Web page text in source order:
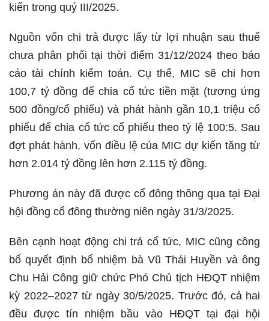
kiến trong quý III/2025.
Nguồn vốn chi trả được lấy từ lợi nhuận sau thuế
chưa phân phối tại thời điểm 31/12/2024 theo báo
cáo tài chính kiểm toán. Cụ thể, MIC sẽ chi hơn
100,7 tỷ đồng để chia cổ tức tiền mặt (tương ứng
500 đồng/cổ phiếu) và phát hành gần 10,1 triệu cổ
phiếu để chia cổ tức cổ phiếu theo tỷ lệ 100:5. Sau
đợt phát hành, vốn điều lệ của MIC dự kiến tăng từ
hơn 2.014 tỷ đồng lên hơn 2.115 tỷ đồng.
Phương án này đã được cổ đông thông qua tại Đại
hội đồng cổ đông thường niên ngày 31/3/2025.
Bên cạnh hoạt động chi trả cổ tức, MIC cũng công
bố quyết định bổ nhiệm bà Vũ Thái Huyền và ông
Chu Hải Công giữ chức Phó Chủ tịch HĐQT nhiệm
kỳ 2022–2027 từ ngày 30/5/2025. Trước đó, cả hai
đều được tín nhiệm bầu vào HĐQT tại đại hội